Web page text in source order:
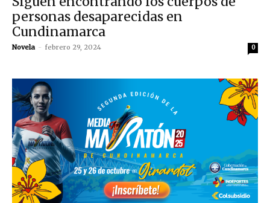
personas desaparecidas en
Cundinamarca
Novela - febrero 29, 2024 0